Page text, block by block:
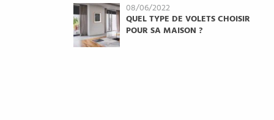
08/06/2022
QUEL TYPE DE VOLETS CHOISIR
POUR SA MAISON ?